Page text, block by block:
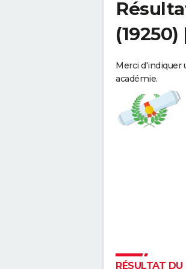
Merci d'indiquer
académie.
RÉSULTAT